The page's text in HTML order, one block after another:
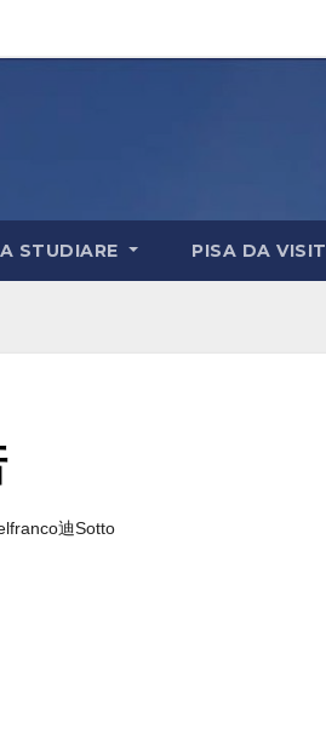
STUDIARE PISA DA
迪Sotto